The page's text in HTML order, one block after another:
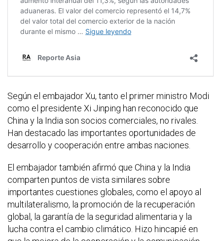
Según el embajador Xu, tanto el primer ministro Modi
como el presidente Xi Jinping han reconocido que
China y la India son socios comerciales, no rivales.
Han destacado las importantes oportunidades de
desarrollo y cooperación entre ambas naciones.
El embajador también afirmó que China y la India
comparten puntos de vista similares sobre
importantes cuestiones globales, como el apoyo al
multilateralismo, la promoción de la recuperación
global, la garantía de la seguridad alimentaria y la
lucha contra el cambio climático. Hizo hincapié en